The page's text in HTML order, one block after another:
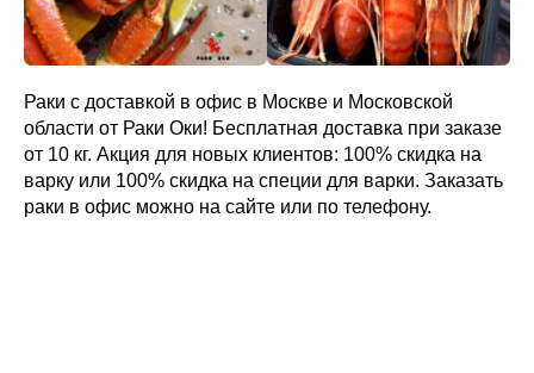
Раки с доставкой в офис в Москве и Московской
области от Раки Оки! Бесплатная доставка при заказе
от 10 кг. Акция для новых клиентов: 100% скидка на
варку или 100% скидка на специи для варки. Заказать
раки в офис можно на сайте или по телефону.